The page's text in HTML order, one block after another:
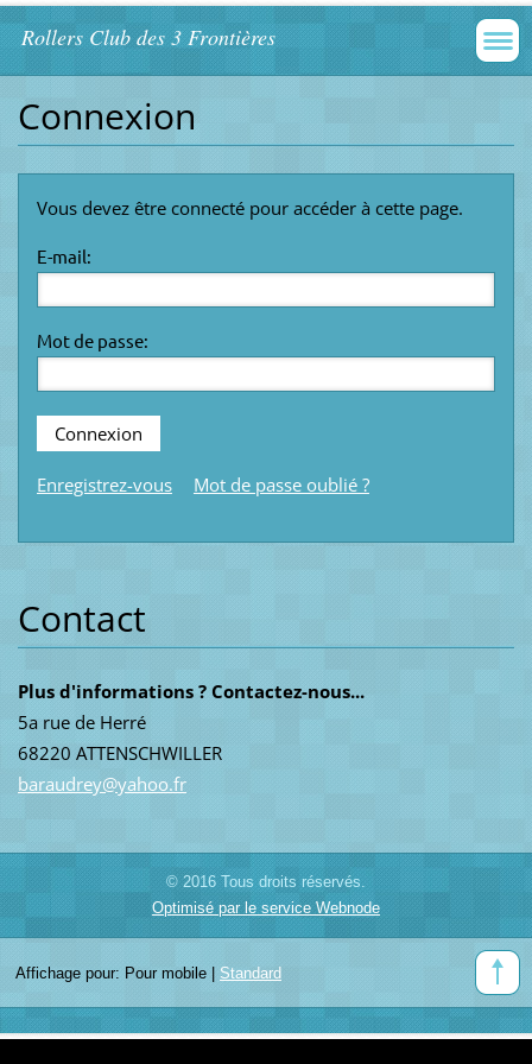
Rollers Club des 3 Frontières
Connexion
Vous devez être connecté pour accéder à cette page.
E-mail:
Mot de passe:
Enregistrez-vous Mot de passe oublié ?
Contact
Plus d'informations ? Contactez-nous...
5a rue de Herré
68220 ATTENSCHWILLER
baraudrey@yahoo.fr
© 2016 Tous droits réservés.
Optimisé par le service Webnode
Affichage pour: Pour mobile| Standard